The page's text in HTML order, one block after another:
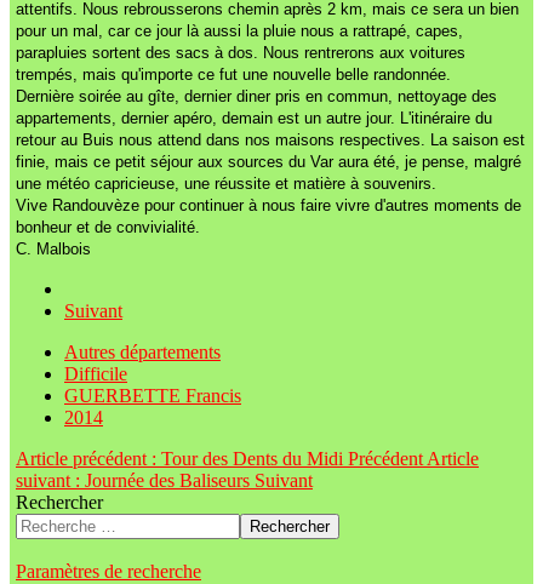
attentifs. Nous rebrousserons chemin après 2 km, mais ce sera un bien
pour un mal, car ce jour là aussi la pluie nous a rattrapé, capes,
parapluies sortent des sacs à dos. Nous rentrerons aux voitures
trempés, mais qu'importe ce fut une nouvelle belle randonnée.
Dernière soirée au gîte, dernier diner pris en commun, nettoyage des
appartements, dernier apéro, demain est un autre jour. L'itinéraire du
retour au Buis nous attend dans nos maisons respectives. La saison est
finie, mais ce petit séjour aux sources du Var aura été, je pense, malgré
une météo capricieuse, une réussite et matière à souvenirs.
Vive Randouvèze pour continuer à nous faire vivre d'autres moments de
bonheur et de convivialité.
C. Malbois
Suivant
Autres départements
Difficile
GUERBETTE Francis
2014
Article précédent : Tour des Dents du Midi Précédent Article
suivant : Journée des Baliseurs Suivant
Rechercher
Rechercher
Paramètres de recherche